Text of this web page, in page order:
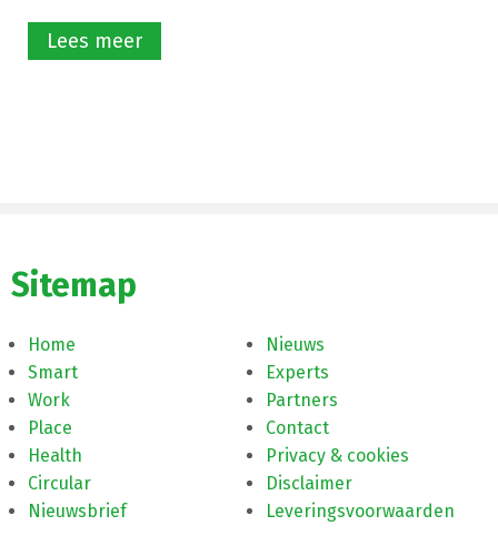
Lees meer
Sitemap
Home
Smart
Work
Place
Health
Circular
Nieuwsbrief
Nieuws
Experts
Partners
Contact
Privacy & cookies
Disclaimer
Leveringsvoorwaarden